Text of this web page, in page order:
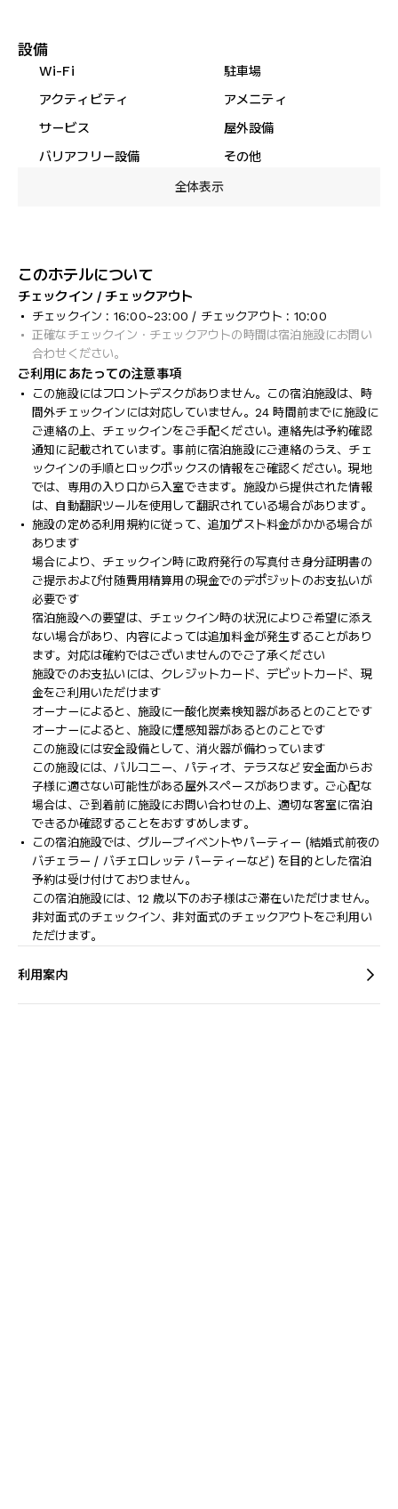
設備
Wi-Fi
駐車場
アクティビティ
アメニティ
サービス
屋外設備
バリアフリー設備
その他
全体表示
このホテルについて
チェックイン / チェックアウト
チェックイン : 16:00~23:00 / チェックアウト : 10:00
正確なチェックイン・チェックアウトの時間は宿泊施設にお問い
合わせください。
ご利用にあたっての注意事項
この施設にはフロントデスクがありません。この宿泊施設は、時
間外チェックインには対応していません。24 時間前までに施設に
ご連絡の上、チェックインをご手配ください。連絡先は予約確認
通知に記載されています。事前に宿泊施設にご連絡のうえ、チェ
ックインの手順とロックボックスの情報をご確認ください。現地
では、専用の入り口から入室できます。施設から提供された情報
は、自動翻訳ツールを使用して翻訳されている場合があります。
施設の定める利用規約に従って、追加ゲスト料金がかかる場合が
あります
場合により、チェックイン時に政府発行の写真付き身分証明書の
ご提示および付随費用精算用の現金でのデポジットのお支払いが
必要です
宿泊施設への要望は、チェックイン時の状況によりご希望に添え
ない場合があり、内容によっては追加料金が発生することがあり
ます。対応は確約ではございませんのでご了承ください
施設でのお支払いには、クレジットカード、デビットカード、現
金をご利用いただけます
オーナーによると、施設に一酸化炭素検知器があるとのことです
オーナーによると、施設に煙感知器があるとのことです
この施設には安全設備として、消火器が備わっています
この施設には、バルコニー、パティオ、テラスなど安全面からお
子様に適さない可能性がある屋外スペースがあります。ご心配な
場合は、ご到着前に施設にお問い合わせの上、適切な客室に宿泊
できるか確認することをおすすめします。
この宿泊施設では、グループイベントやパーティー (結婚式前夜の
バチェラー / バチェロレッテ パーティーなど) を目的とした宿泊
予約は受け付けておりません。
この宿泊施設には、12 歳以下のお子様はご滞在いただけません。
非対面式のチェックイン、非対面式のチェックアウトをご利用い
ただけます。
利用案内